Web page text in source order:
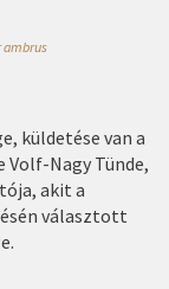
ambrus
küldetése van a
Volf-Nagy Tünde,
akit a
választott